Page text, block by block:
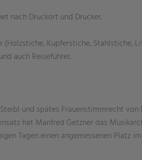
nach Druckort und Drucker.
Kupferstiche,
auch Reiseführer.
und spätes Frauenstimmrecht von
hat Manfred Getzner das
Tagen einen angemessenen Platz